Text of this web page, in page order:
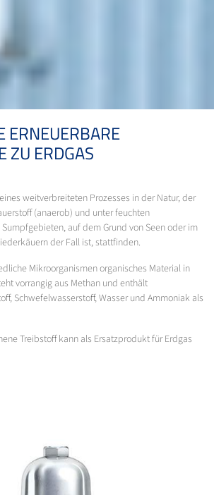
ERNEUERBARE
ZU ERDGAS
weitverbreiteten Prozesses in der Natur, der
(anaerob) und unter feuchten
auf dem Grund von Seen oder im
der Fall ist, stattfinden.
Mikroorganismen organisches Material in
vorrangig aus Methan und enthält
Schwefelwasserstoff, Wasser und Ammoniak als
Treibstoff kann als Ersatzprodukt für Erdgas